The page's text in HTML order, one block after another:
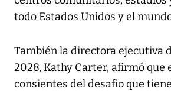
todo Estados Unidos y el
También la directora ejecutiva
2028, Kathy Carter, afirmó que
consientes del desafio que